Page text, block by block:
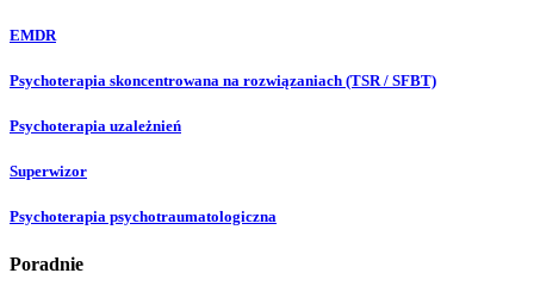
EMDR
Psychoterapia skoncentrowana na rozwiązaniach (TSR / SFBT)
Psychoterapia uzależnień
Superwizor
Psychoterapia psychotraumatologiczna
Poradnie